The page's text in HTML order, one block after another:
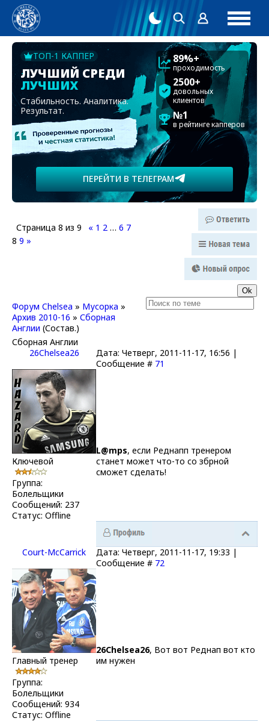
ТОП-1 КАППЕР
ЛУЧШИЙ СРЕДИ
ЛУЧШИХ
Стабильность. Аналитика.
Результат.
89%+
проходимость
2500+
довольных
клиентов
№1
в рейтинге капперов
ПЕРЕЙТИ В ТЕЛЕГРАМ
Страница 8 из 9 « 1 2 … 6 7
8 9 »
Форум Chelsea » Мусорка »
Архив 2010-16 » Сборная
Англии (Состав.)
Сборная Англии
26Chelsea26
Дата: Четверг, 2011-11-17, 16:56 |
Сообщение # 71
Ключевой
Группа:
Болельщики
Сообщений: 237
Статус: Offline
L@mps, если Реднапп тренером
станет может что-то со збрной
сможет сделать!
Court-McCarrick
Дата: Четверг, 2011-11-17, 19:33 |
Сообщение # 72
Главный тренер
Группа:
Болельщики
Сообщений: 934
Статус: Offline
26Chelsea26, Вот вот Реднап вот кто
им нужен